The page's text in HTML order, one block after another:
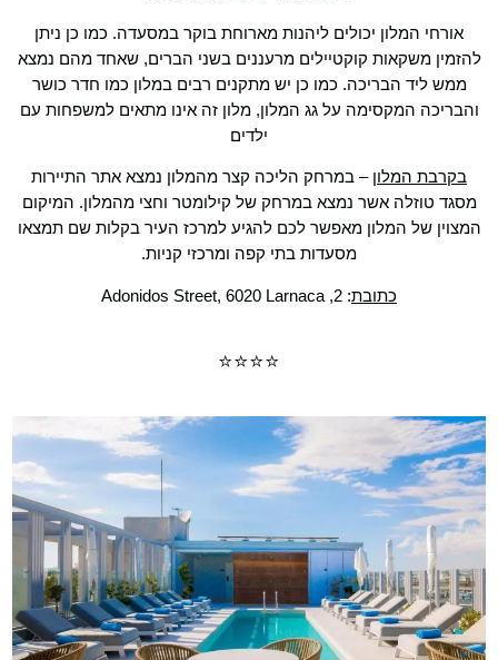
אורחי המלון יכולים ליהנות מארוחת בוקר במסעדה. כמו כן ניתן
להזמין משקאות קוקטיילים מרעננים בשני הברים, שאחד מהם נמצא
ממש ליד הבריכה. כמו כן יש מתקנים רבים במלון כמו חדר כושר
והבריכה המקסימה על גג המלון, מלון זה אינו מתאים למשפחות עם
ילדים
בקרבת המלון – במרחק הליכה קצר מהמלון נמצא אתר התיירות
מסגד טוזלה אשר נמצא במרחק של קילומטר וחצי מהמלון. המיקום
המצוין של המלון מאפשר לכם להגיע למרכז העיר בקלות שם תמצאו
מסעדות בתי קפה ומרכזי קניות.
כתובת:
2, Adonidos Street, 6020 Larnaca
⭐⭐⭐⭐